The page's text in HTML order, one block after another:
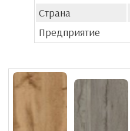
Страна
Предприятие